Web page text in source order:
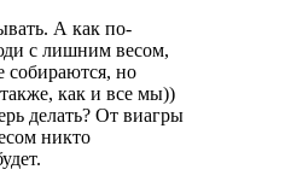
А как по-
с лишним весом,
собираются, но
как и все мы))
делать? От виагры
никто